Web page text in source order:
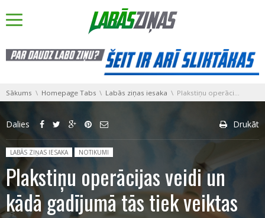
You are here:
Sākums Homepage Tabs Labās ziņas iesaka Plakstiņu operācijas veidi un kādā gadījumā tās tiek veiktas
Dalies Drukāt
Posted in:
LABĀS ZIŅAS IESAKA NOTIKUMI
Plakstiņu operācijas veidi un
kādā gadījumā tās tiek veiktas